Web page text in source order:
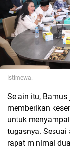
Istimewa.
Selain itu,
memberikan
untuk
tugasnya. Sesuai
rapat minimal